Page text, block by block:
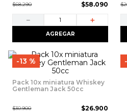
$68.290 $58.090
＋
－
AGREGAR
$
13 %
Pack 10x miniatura Whiskey
Gentleman Jack 50cc
$30.900 $26.900